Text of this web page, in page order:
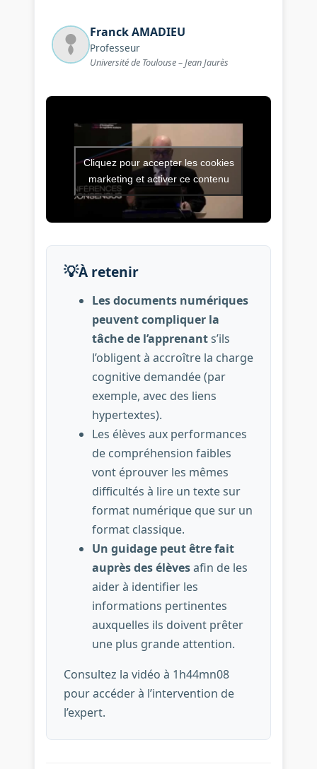
FranckAMADIEU
Professeur
Université de Toulouse – Jean Jaurès
Vidéo de l’intervention :
Cliquez pour accepter les cookies
marketing et activer ce contenu
💡À retenir
Les documents numériques
peuvent compliquer la
tâche de l’apprenants’ils
l’obligent à accroître la charge
cognitive demandée (par
exemple, avec des liens
hypertextes).
Les élèves aux performances
de compréhension faibles
vont éprouver les mêmes
difficultés à lire un texte sur
format numérique que sur un
format classique.
Un guidage peut être fait
auprès des élèvesafin de les
aider à identifier les
informations pertinentes
auxquelles ils doivent prêter
une plus grande attention.
Consultez la vidéo à 1h44mn08
pour accéder à l’intervention de
l’expert.